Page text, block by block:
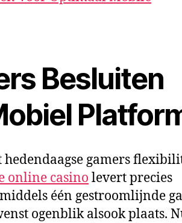
Besluiten
gamers
online casino levert precies
één gestroomlijnde
ogenblik alsook plaats.